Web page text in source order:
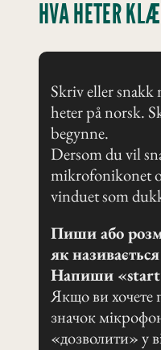
HVA HETER
Skriv eller
heter på norsk.
begynne.
Dersom du vil
mikrofonikonet
vinduet som
Пиши або
як
Напиши
Якщо ви хочете
значок
«дозволити» у